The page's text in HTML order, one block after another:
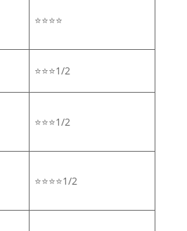
⭐⭐⭐⭐
⭐⭐⭐1/2
⭐⭐⭐1/2
⭐⭐⭐⭐1/2